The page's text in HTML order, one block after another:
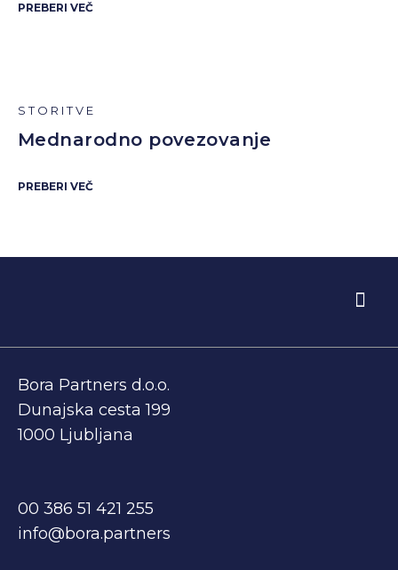
PREBERI VEČ
STORITVE
Mednarodno povezovanje
PREBERI VEČ
Bora Partners d.o.o.
Dunajska cesta 199
1000 Ljubljana
00 386 51 421 255
info@bora.partners